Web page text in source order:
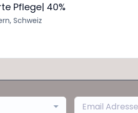
Pflege| 40%
Schweiz